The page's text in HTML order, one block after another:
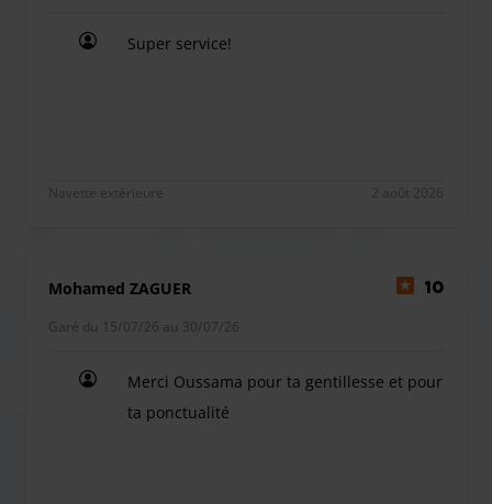
Super service!
Navette extérieure 2 août 2026
Mohamed ZAGUER 10
Garé du 15/07/26 au 30/07/26
Merci Oussama pour ta gentillesse et pour
ta ponctualité